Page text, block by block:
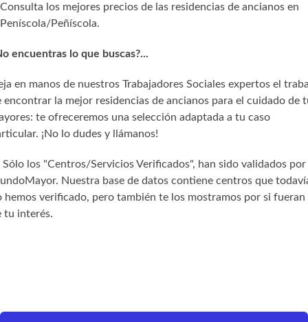
Consulta los mejores precios de las residencias de ancianos en
Peníscola/Peñíscola.
encuentras lo que buscas?...
en manos de nuestros Trabajadores Sociales expertos el
encontrar la mejor residencias de ancianos para el cuidado de
te ofreceremos una selección adaptada a tu caso
¡No lo dudes y llámanos!
Sólo los "Centros/Servicios Verificados", han sido validados por
Nuestra base de datos contiene centros que
hemos verificado, pero también te los mostramos por si fueran
tu interés.